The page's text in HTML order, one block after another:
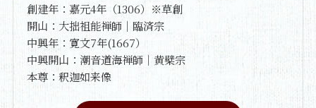
創建年：嘉元4年（1306）※草創
開山：大拙祖能禅師｜臨済宗
中興年：寛文7年(1667）
中興開山：潮音道海禅師｜黄檗宗
本尊：釈迦如来像